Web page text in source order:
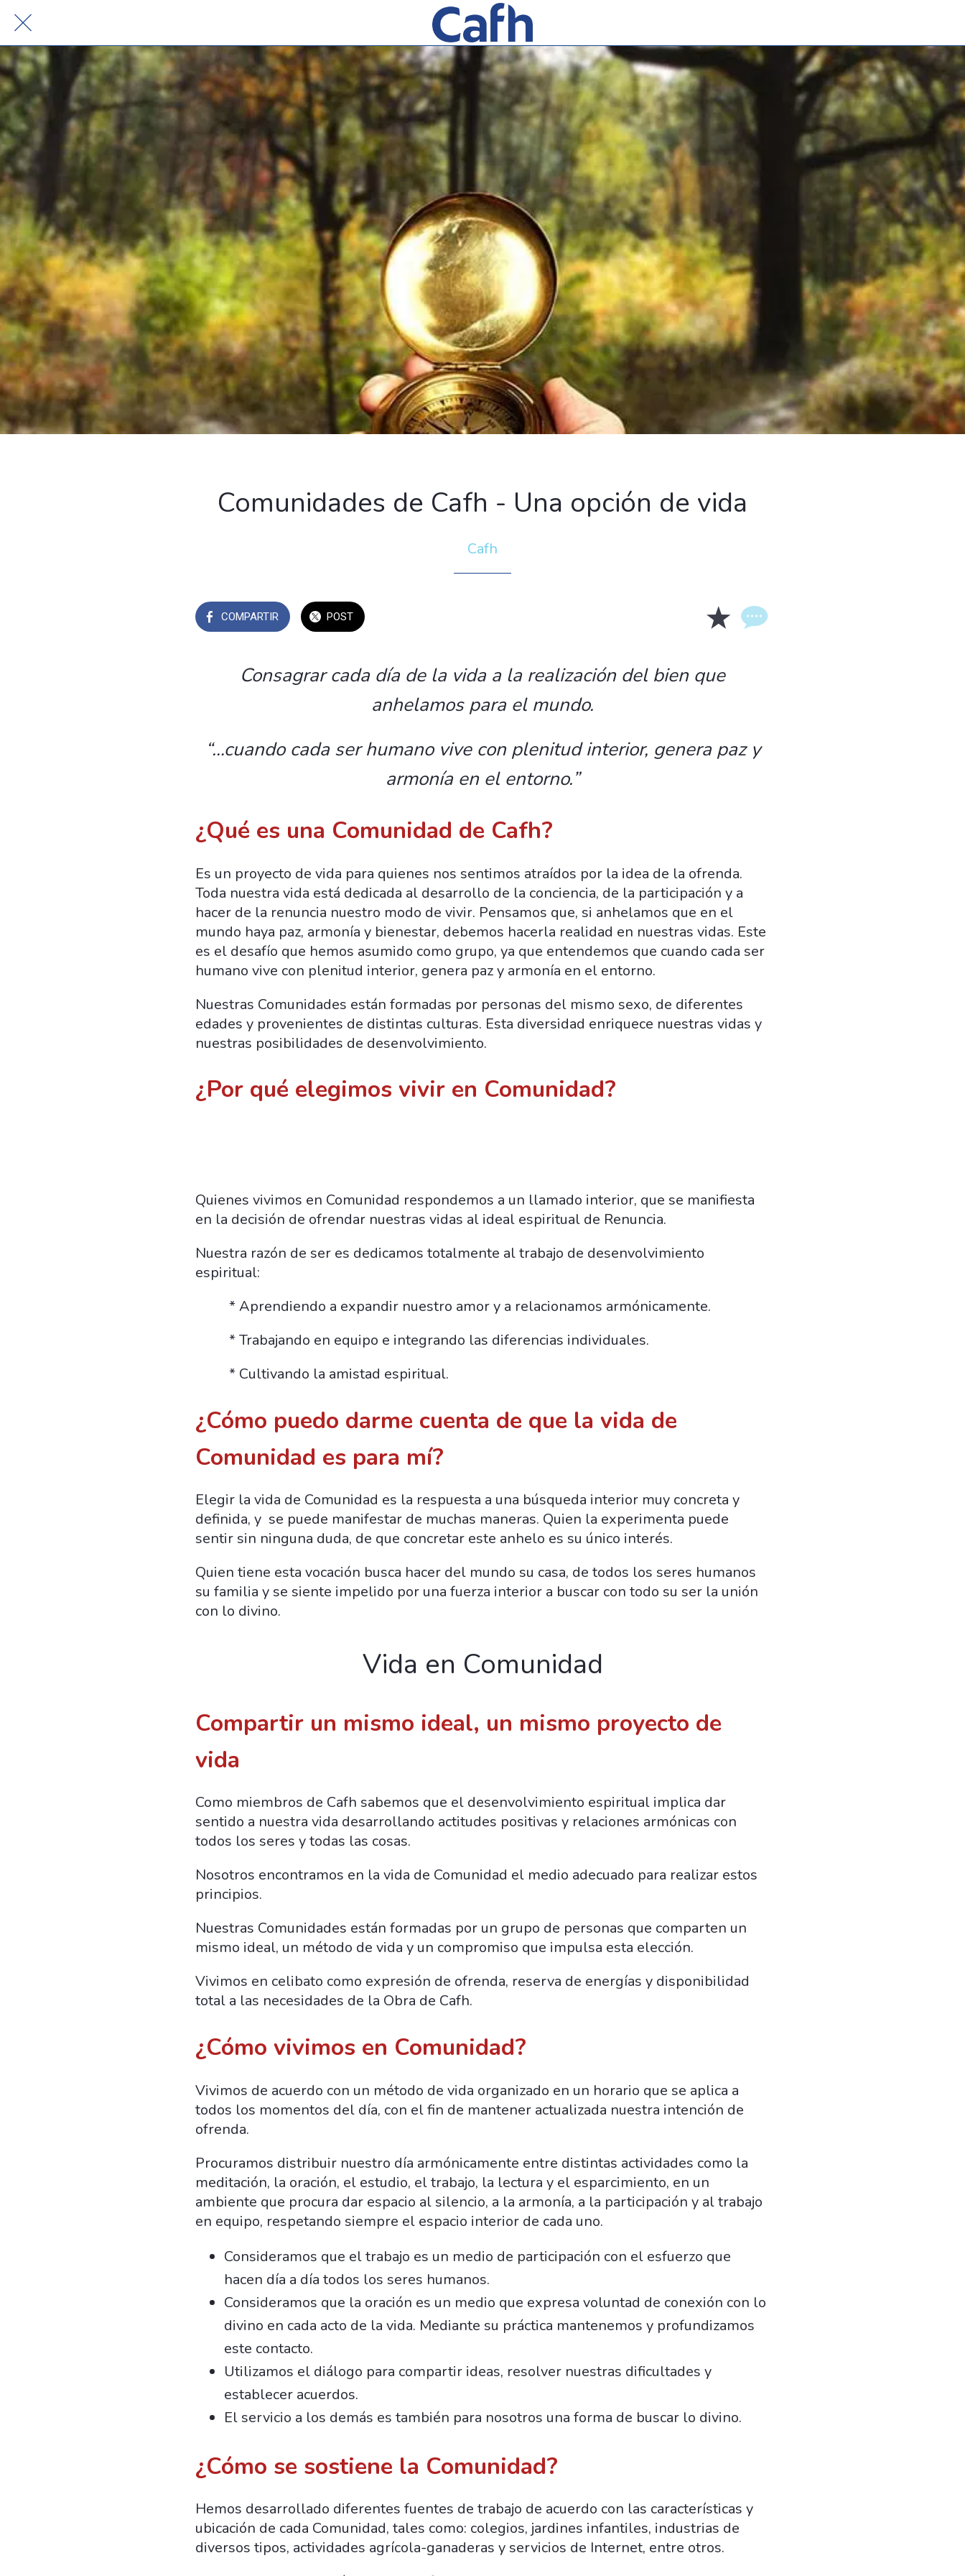
Comunidades de Cafh - Una opción de vida
Cafh
COMPARTIR POST
Consagrar cada día de la vida a la realización del bien que
anhelamos para el mundo.
“…cuando cada ser humano vive con plenitud interior, genera paz y
armonía en el entorno.”
¿Qué es una Comunidad de Cafh?
Es un proyecto de vida para quienes nos sentimos atraídos por la idea de la ofrenda.
Toda nuestra vida está dedicada al desarrollo de la conciencia, de la participación y a
hacer de la renuncia nuestro modo de vivir. Pensamos que, si anhelamos que en el
mundo haya paz, armonía y bienestar, debemos hacerla realidad en nuestras vidas. Este
es el desafío que hemos asumido como grupo, ya que entendemos que cuando cada ser
humano vive con plenitud interior, genera paz y armonía en el entorno.
Nuestras Comunidades están formadas por personas del mismo sexo, de diferentes
edades y provenientes de distintas culturas. Esta diversidad enriquece nuestras vidas y
nuestras posibilidades de desenvolvimiento.
¿Por qué elegimos vivir en Comunidad?
Quienes vivimos en Comunidad respondemos a un llamado interior, que se manifiesta
en la decisión de ofrendar nuestras vidas al ideal espiritual de Renuncia.
Nuestra razón de ser es dedicamos totalmente al trabajo de desenvolvimiento
espiritual:
* Aprendiendo a expandir nuestro amor y a relacionamos armónicamente.
* Trabajando en equipo e integrando las diferencias individuales.
* Cultivando la amistad espiritual.
¿Cómo puedo darme cuenta de que la vida de
Comunidad es para mí?
Elegir la vida de Comunidad es la respuesta a una búsqueda interior muy concreta y
definida, y se puede manifestar de muchas maneras. Quien la experimenta puede
sentir sin ninguna duda, de que concretar este anhelo es su único interés.
Quien tiene esta vocación busca hacer del mundo su casa, de todos los seres humanos
su familia y se siente impelido por una fuerza interior a buscar con todo su ser la unión
con lo divino.
Vida en Comunidad
Compartir un mismo ideal, un mismo proyecto de
vida
Como miembros de Cafh sabemos que el desenvolvimiento espiritual implica dar
sentido a nuestra vida desarrollando actitudes positivas y relaciones armónicas con
todos los seres y todas las cosas.
Nosotros encontramos en la vida de Comunidad el medio adecuado para realizar estos
principios.
Nuestras Comunidades están formadas por un grupo de personas que comparten un
mismo ideal, un método de vida y un compromiso que impulsa esta elección.
Vivimos en celibato como expresión de ofrenda, reserva de energías y disponibilidad
total a las necesidades de la Obra de Cafh.
¿Cómo vivimos en Comunidad?
Vivimos de acuerdo con un método de vida organizado en un horario que se aplica a
todos los momentos del día, con el fin de mantener actualizada nuestra intención de
ofrenda.
Procuramos distribuir nuestro día armónicamente entre distintas actividades como la
meditación, la oración, el estudio, el trabajo, la lectura y el esparcimiento, en un
ambiente que procura dar espacio al silencio, a la armonía, a la participación y al trabajo
en equipo, respetando siempre el espacio interior de cada uno.
Consideramos que el trabajo es un medio de participación con el esfuerzo que
hacen día a día todos los seres humanos.
Consideramos que la oración es un medio que expresa voluntad de conexión con lo
divino en cada acto de la vida. Mediante su práctica mantenemos y profundizamos
este contacto.
Utilizamos el diálogo para compartir ideas, resolver nuestras dificultades y
establecer acuerdos.
El servicio a los demás es también para nosotros una forma de buscar lo divino.
¿Cómo se sostiene la Comunidad?
Hemos desarrollado diferentes fuentes de trabajo de acuerdo con las características y
ubicación de cada Comunidad, tales como: colegios, jardines infantiles, industrias de
diversos tipos, actividades agrícola-ganaderas y servicios de Internet, entre otros.